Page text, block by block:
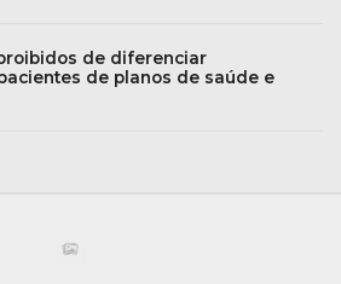
de diferenciar
de planos de saúde e